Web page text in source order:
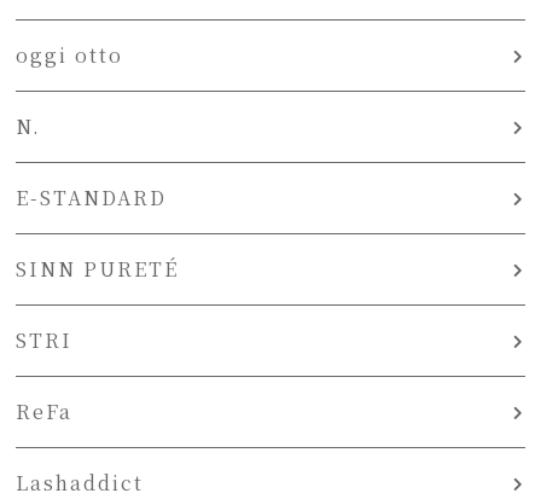
oggi otto
N.
E-STANDARD
SINN PURETÉ
STRI
ReFa
Lashaddict